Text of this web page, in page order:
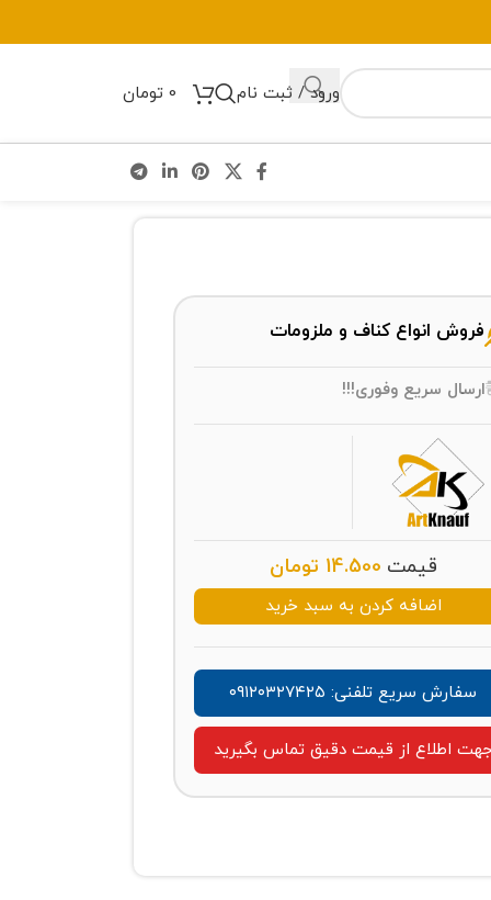
ورود / ثبت نام 0 تومان
فروش انواع کناف و ملزومات
ارسال سریع وفوری!!!
قیمت 14.500 تومان
اضافه کردن به سبد خرید
سفارش سریع تلفنی: ۰۹۱۲۰۳۲۷۴۲۵
جهت اطلاع از قیمت دقیق تماس بگیرید